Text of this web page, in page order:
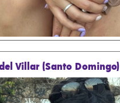
Villar (Santo Domingo)